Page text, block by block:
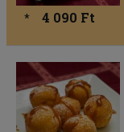
* 4 090 Ft